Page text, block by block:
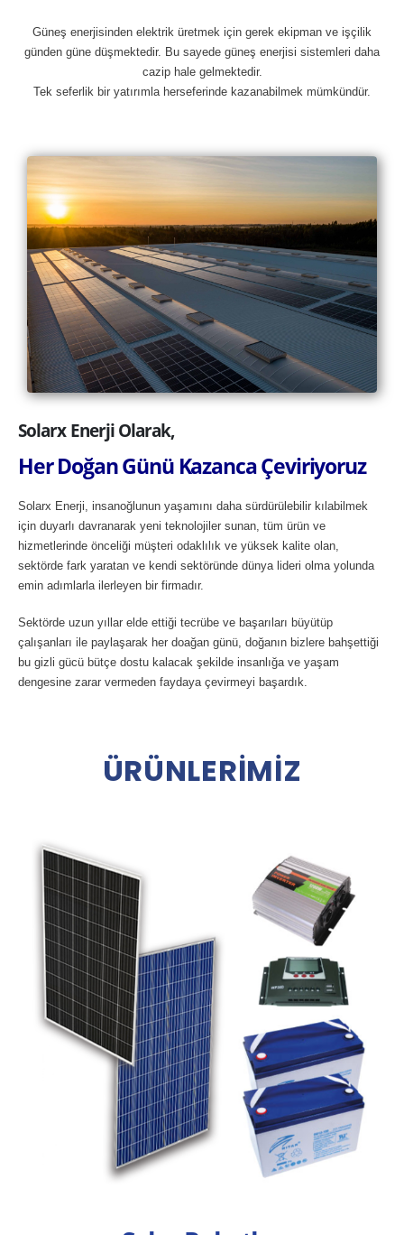
Güneş enerjisinden elektrik üretmek için gerek ekipman ve işçilik
günden güne düşmektedir. Bu sayede güneş enerjisi sistemleri daha
cazip hale gelmektedir.
Tek seferlik bir yatırımla herseferinde kazanabilmek mümkündür.
Solarx Enerji Olarak,
Her Doğan Günü Kazanca Çeviriyoruz
Solarx Enerji, insanoğlunun yaşamını daha sürdürülebilir kılabilmek
için duyarlı davranarak yeni teknolojiler sunan, tüm ürün ve
hizmetlerinde önceliği müşteri odaklılık ve yüksek kalite olan,
sektörde fark yaratan ve kendi sektöründe dünya lideri olma yolunda
emin adımlarla ilerleyen bir firmadır.
Sektörde uzun yıllar elde ettiği tecrübe ve başarıları büyütüp
çalışanları ile paylaşarak her doağan günü, doğanın bizlere bahşettiği
bu gizli gücü bütçe dostu kalacak şekilde insanlığa ve yaşam
dengesine zarar vermeden faydaya çevirmeyi başardık.
ÜRÜNLERİMİZ